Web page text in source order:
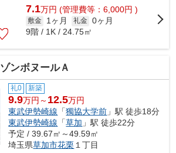
7.1万円 (管理費等：6,000円 )
敷金 1ヶ月 礼金 0ヶ月
9階 / 1K / 24.75㎡
ンボヌールＡ
礼0 新築
9.9万円～ 12.5万円
東武伊勢崎線 「獨協大学前 」駅 徒歩18分
東武伊勢崎線 「草加 」駅 徒歩22分
予定 / 39.67㎡～49.59㎡
埼玉県草加市花栗 １丁目